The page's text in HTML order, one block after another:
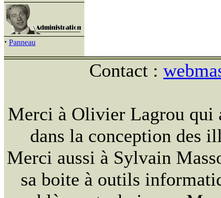
· Panneau
Contact :
Merci à Olivier Lagrou qui
dans la conception des
Merci aussi à Sylvain
sa boite à outils